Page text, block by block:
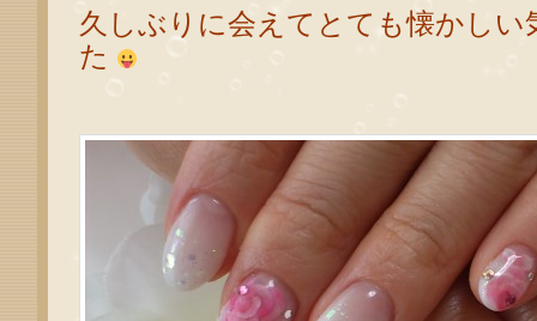
久しぶりに会えてとても懐かしい
た